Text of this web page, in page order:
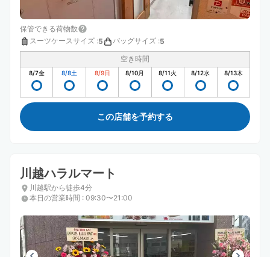
保管できる荷物数
スーツケースサイズ :5 バッグサイズ :5
空き時間
8/7金 8/8土 8/9日 8/10月 8/11火 8/12水 8/13木
この店舗を予約する
川越ハラルマート
川越駅から徒歩4分
本日の営業時間 : 09:30〜21:00